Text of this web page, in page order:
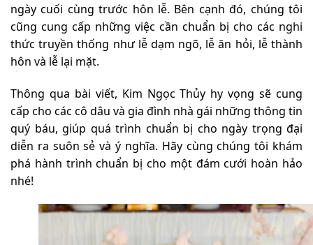
ngày cuối cùng trước hôn lễ. Bên cạnh đó, chúng tôi
cũng cung cấp những việc cần chuẩn bị cho các nghi
thức truyền thống như lễ dạm ngõ, lễ ăn hỏi, lễ thành
hôn và lễ lại mặt.
Thông qua bài viết, Kim Ngọc Thủy hy vọng sẽ cung
cấp cho các cô dâu và gia đình nhà gái những thông tin
quý báu, giúp quá trình chuẩn bị cho ngày trọng đại
diễn ra suôn sẻ và ý nghĩa. Hãy cùng chúng tôi khám
phá hành trình chuẩn bị cho một đám cưới hoàn hảo
nhé!